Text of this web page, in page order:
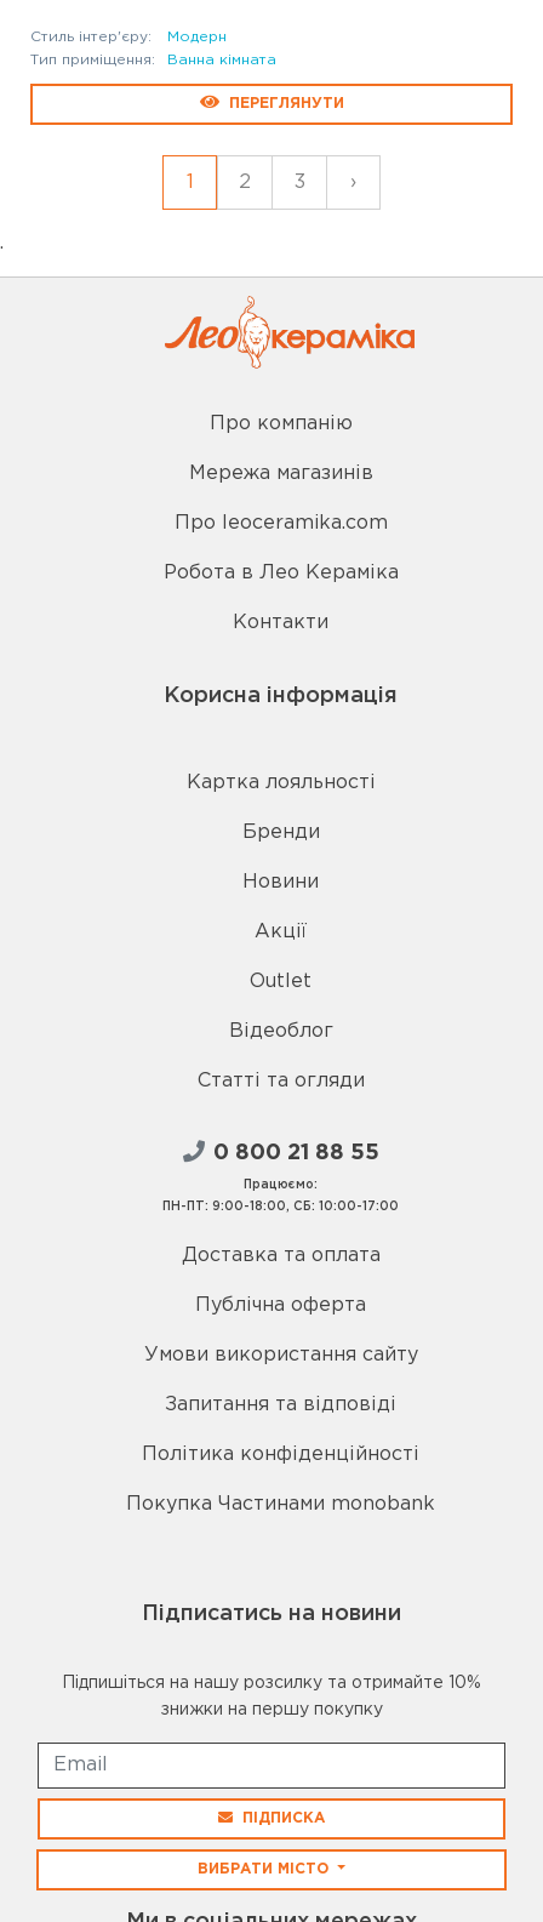
Стиль інтер'єру:
Модерн
Тип приміщення:
Ванна кімната
ПЕРЕГЛЯНУТИ
2 3 ›
.
Про компанію
Мережа магазинів
Про leoceramika.com
Робота в Лео Кераміка
Контакти
Корисна інформація
Картка лояльності
Бренди
Новини
Акції
Outlet
Відеоблог
Статті та огляди
0 800 21 88 55
Працюємо:
ПН-ПТ: 9:00-18:00, СБ: 10:00-17:00
Доставка та оплата
Публічна оферта
Умови використання сайту
Запитання та відповіді
Політика конфіденційності
Покупка Частинами monobank
Підписатись на новини
Підпишіться на нашу розсилку та отримайте 10%
знижки на першу покупку
ПІДПИСКА
ВИБРАТИ МІСТО